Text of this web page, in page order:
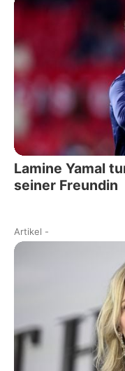
Lamine Yamal
seiner Freundin
Artikel -